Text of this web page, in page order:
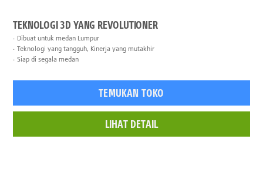
TEKNOLOGI 3D YANG REVOLUTIONER
Dibuat untuk medan Lumpur
Teknologi yang tangguh, Kinerja yang mutakhir
Siap di segala medan
TEMUKAN TOKO
LIHAT DETAIL